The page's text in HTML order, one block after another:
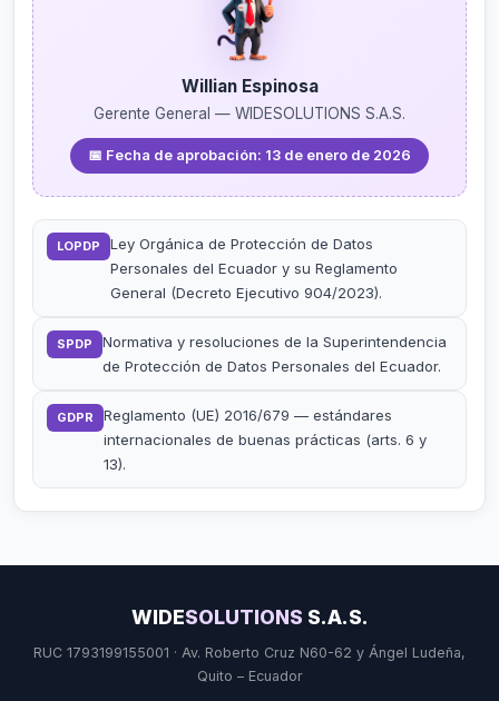
Willian Espinosa
Gerente General — WIDESOLUTIONS S.A.S.
📅 Fecha de aprobación: 13 de enero de 2026
LOPDP
Ley Orgánica de Protección de Datos
Personales del Ecuador y su Reglamento
General (Decreto Ejecutivo 904/2023).
SPDP
Normativa y resoluciones de la Superintendencia
de Protección de Datos Personales del Ecuador.
GDPR
Reglamento (UE) 2016/679 — estándares
internacionales de buenas prácticas (arts. 6 y
13).
WIDESOLUTIONS S.A.S.
RUC 1793199155001 · Av. Roberto Cruz N60-62 y Ángel Ludeña,
Quito – Ecuador